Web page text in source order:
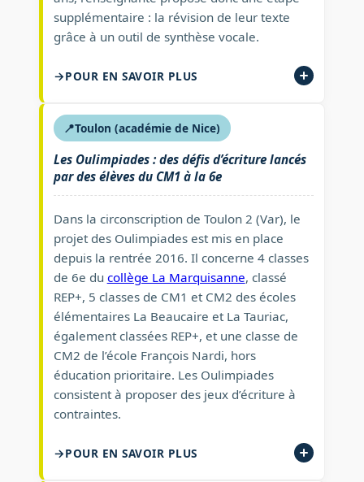
supplémentaire : la révision de leur texte
grâce à un outil de synthèse vocale.
POUR EN SAVOIR PLUS
📍Toulon (académie de Nice)
Les Oulimpiades : des défis d’écriture lancés
par des élèves du CM1 à la 6e
Dans la circonscription de Toulon 2 (Var), le
projet des Oulimpiades est mis en place
depuis la rentrée 2016. Il concerne 4 classes
de 6e du collège La Marquisanne, classé
REP+, 5 classes de CM1 et CM2 des écoles
élémentaires La Beaucaire et La Tauriac,
également classées REP+, et une classe de
CM2 de l’école François Nardi, hors
éducation prioritaire. Les Oulimpiades
consistent à proposer des jeux d’écriture à
contraintes.
POUR EN SAVOIR PLUS